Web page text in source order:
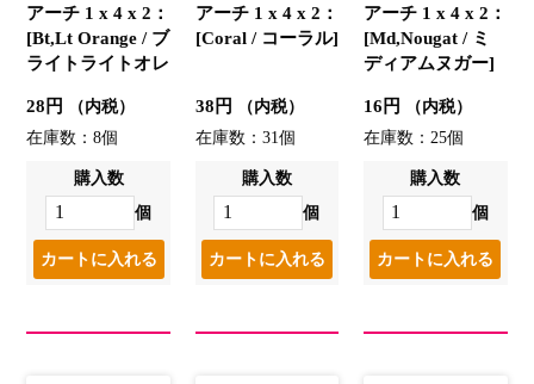
アーチ 1 x 4 x 2：
[Bt,Lt Orange / ブ
ライトライトオレ
28円
（内税）
在庫数：8個
購入数
個
アーチ 1 x 4 x 2：
[Coral / コーラル]
38円
（内税）
在庫数：31個
購入数
個
アーチ 1 x 4 x 2：
[Md,Nougat / ミ
ディアムヌガー]
16円
（内税）
在庫数：25個
購入数
個